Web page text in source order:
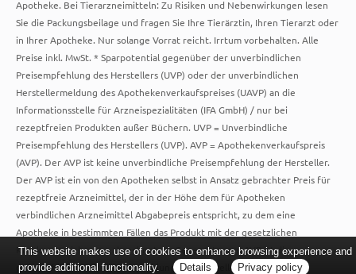
Apotheke. Bei Tierarzneimitteln: Zu Risiken und Nebenwirkungen lesen
Sie die Packungsbeilage und fragen Sie Ihre Tierärztin, Ihren Tierarzt oder
in Ihrer Apotheke. Nur solange Vorrat reicht. Irrtum vorbehalten. Alle
Preise inkl. MwSt. * Sparpotential gegenüber der unverbindlichen
Preisempfehlung des Herstellers (UVP) oder der unverbindlichen
Herstellermeldung des Apothekenverkaufspreises (UAVP) an die
Informationsstelle für Arzneispezialitäten (IFA GmbH) / nur bei
rezeptfreien Produkten außer Büchern. UVP = Unverbindliche
Preisempfehlung des Herstellers (UVP). AVP = Apothekenverkaufspreis
(AVP). Der AVP ist keine unverbindliche Preisempfehlung der Hersteller.
Der AVP ist ein von den Apotheken selbst in Ansatz gebrachter Preis für
rezeptfreie Arzneimittel, der in der Höhe dem für Apotheken
verbindlichen Arzneimittel Abgabepreis entspricht, zu dem eine
Apotheke in bestimmten Fällen das Produkt mit der gesetzlichen
Krankenversicherung abrechnet. Im Gegensatz zum AVP ist die
gebräuchliche UVP eine Empfehlung der Hersteller.
This website makes use of cookies to enhance browsing experience and
provide additional functionality.
Details Privacy policy